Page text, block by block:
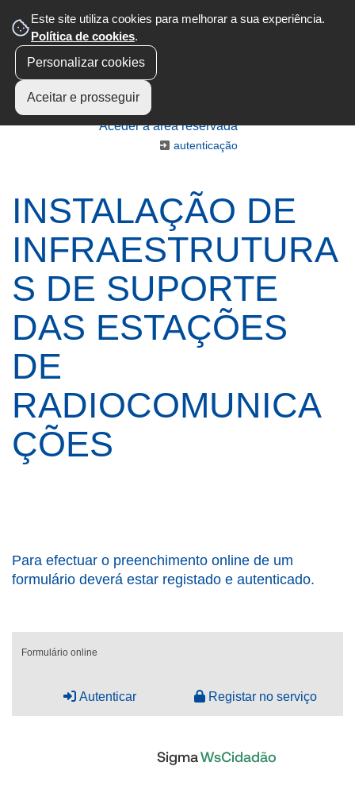
Este site utiliza cookies para melhorar a sua experiência.
Política de cookies.
Personalizar cookies
Aceitar e prosseguir
Aceder à área reservada
autenticação
INSTALAÇÃO DE
INFRAESTRUTURA
S DE SUPORTE
DAS ESTAÇÕES
DE
RADIOCOMUNICA
ÇÕES
Para efectuar o preenchimento online de um
formulário deverá estar registado e autenticado.
Formulário online
Autenticar Registar no serviço